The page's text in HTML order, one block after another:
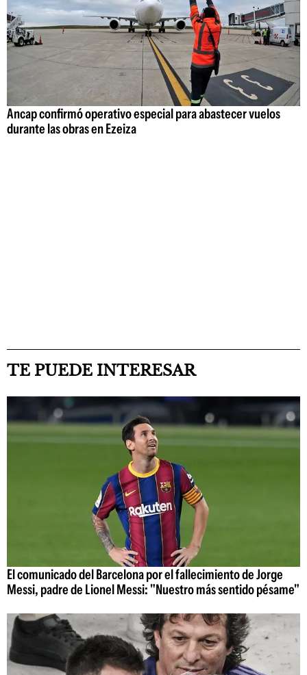
Ancap confirmó operativo especial para abastecer vuelos
durante las obras en Ezeiza
TE PUEDE INTERESAR
El comunicado del Barcelona por el fallecimiento de Jorge
Messi, padre de Lionel Messi: "Nuestro más sentido pésame"